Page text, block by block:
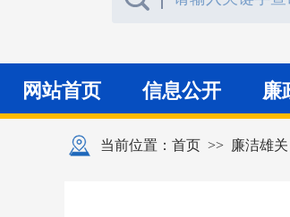
网站首页 信息公开 廉
当前位置： 首页 >> 廉洁雄关